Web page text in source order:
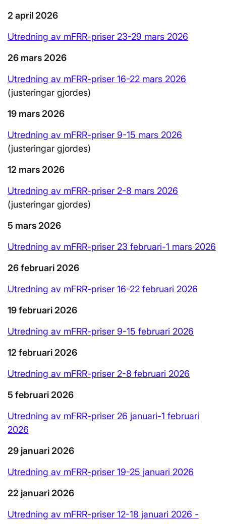
2 april 2026
Utredning av mFRR-priser 23-29 mars 2026
26 mars 2026
Utredning av mFRR-priser 16-22 mars 2026
(justeringar gjordes)
19 mars 2026
Utredning av mFRR-priser 9-15 mars 2026
(justeringar gjordes)
12 mars 2026
Utredning av mFRR-priser 2-8 mars 2026
(justeringar gjordes)
5 mars 2026
Utredning av mFRR-priser 23 februari-1 mars 2026
26 februari 2026
Utredning av mFRR-priser 16-22 februari 2026
19 februari 2026
Utredning av mFRR-priser 9-15 februari 2026
12 februari 2026
Utredning av mFRR-priser 2-8 februari 2026
5 februari 2026
Utredning av mFRR-priser 26 januari-1 februari
2026
29 januari 2026
Utredning av mFRR-priser 19-25 januari 2026
22 januari 2026
Utredning av mFRR-priser 12-18 januari 2026 -